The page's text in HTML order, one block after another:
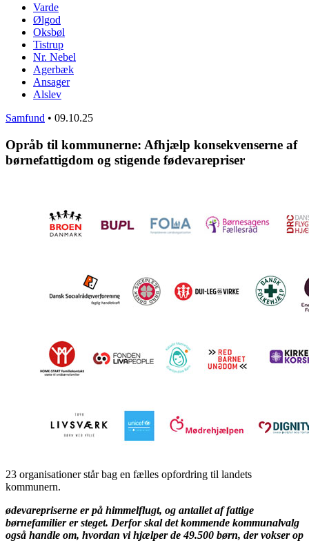
Varde
Ølgod
Oksbøl
Tistrup
Nr. Nebel
Agerbæk
Ansager
Alslev
Samfund • 09.10.25
Opråb til kommunerne: Afhjælp konsekvenserne af
børnefattigdom og stigende fødevarepriser
23 organisationer står bag en fælles opfordring til landets
kommunern.
ødevarepriserne er på himmelflugt, og antallet af fattige
børnefamilier er steget. Derfor skal det kommende kommunalvalg
også handle om, hvordan vi hjælper de 49.500 børn, der vokser op